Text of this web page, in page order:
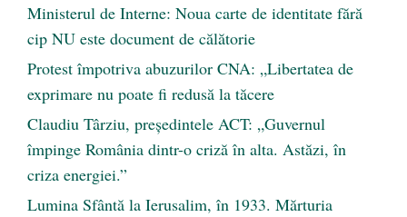
Ministerul de Interne: Noua carte de identitate fără
cip NU este document de călătorie
Protest împotriva abuzurilor CNA: „Libertatea de
exprimare nu poate fi redusă la tăcere
Claudiu Târziu, președintele ACT: „Guvernul
împinge România dintr-o criză în alta. Astăzi, în
criza energiei.”
Lumina Sfântă la Ierusalim, în 1933. Mărturia